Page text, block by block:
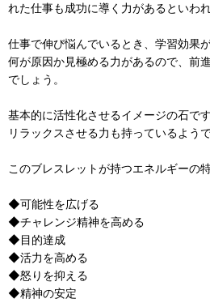
れた仕事も成功に導く力があるといわれ
仕事で伸び悩んでいるとき、学習効果
何が原因か見極める力があるので、前
でしょう。
基本的に活性化させるイメージの石で
リラックスさせる力も持っているようで
このブレスレットが持つエネルギーの
◆可能性を広げる
◆チャレンジ精神を高める
◆目的達成
◆活力を高める
◆怒りを抑える
◆精神の安定